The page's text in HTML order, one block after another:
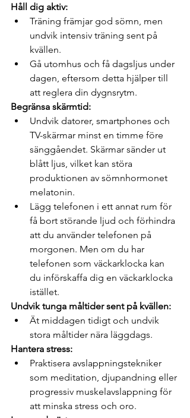
Håll dig aktiv:
Träning främjar god sömn, men
undvik intensiv träning sent på
kvällen.
Gå utomhus och få dagsljus under
dagen, eftersom detta hjälper till
att reglera din dygnsrytm.
Begränsa skärmtid:
Undvik datorer, smartphones och
TV-skärmar minst en timme före
sänggåendet. Skärmar sänder ut
blått ljus, vilket kan störa
produktionen av sömnhormonet
melatonin.
Lägg telefonen i ett annat rum för
få bort störande ljud och förhindra
att du använder telefonen på
morgonen. Men om du har
telefonen som väckarklocka kan
du införskaffa dig en väckarklocka
istället.
Undvik tunga måltider sent på kvällen:
Ät middagen tidigt och undvik
stora måltider nära läggdags.
Hantera stress:
Praktisera avslappningstekniker
som meditation, djupandning eller
progressiv muskelavslappning för
att minska stress och oro.